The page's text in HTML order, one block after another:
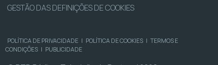
GESTÃO DAS DEFINIÇÕES DE COOKIES
POLÍTICA DE PRIVACIDADE | POLÍTICA DE COOKIES | TERMOS E
CONDIÇÕES | PUBLICIDADE